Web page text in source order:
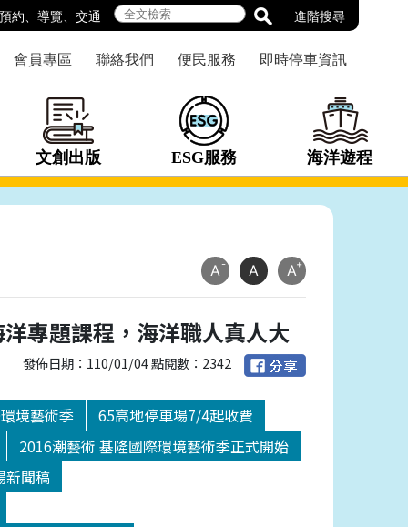
預約 導覽 交通 進階搜尋
會員專區 聯絡我們 便民服務 即時停車資訊
文創出版 ESG服務 海洋遊程
A- A A+
專題課程，海洋職人真人大
發佈日期：110/01/04 點閱數：2342
境藝術季
65高地停車場7/4起收費
2016潮藝術 基隆國際環境藝術季正式開始
新聞稿